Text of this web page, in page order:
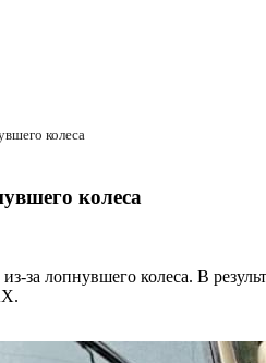
колеса
колеса
за лопнувшего колеса. В